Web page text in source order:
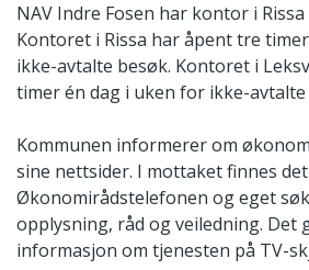
NAV Indre Fosen har kontor i
Kontoret i Rissa har åpent tre
ikke-avtalte besøk. Kontoret i
timer én dag i uken for ikke-avtalte
Kommunen informerer om
sine nettsider. I mottaket finnes
Økonomirådstelefonen og eget
opplysning, råd og veiledning. Det
informasjon om tjenesten på TV-